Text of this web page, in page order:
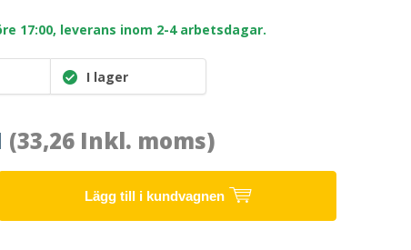
17:00, leverans inom 2-4 arbetsdagar.
I lager
(33,26 Inkl. moms)
Lägg till i kundvagnen